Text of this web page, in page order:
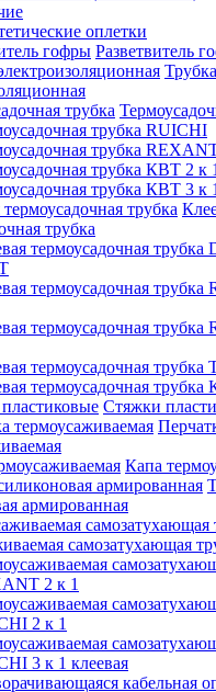
оплетки
Разветвитель
Трубка
трубка RUICHI
трубка
трубка КВТ 2 к 1
трубка КВТ 3 к 1
трубка
термоусадочная трубка
термоусадочная трубка
термоусадочная трубка
термоусадочная трубка
термоусадочная трубка
Стяжки
Капа
армированная
самозатухающая
2 к 1
2 к 1
3 к 1 клеевая